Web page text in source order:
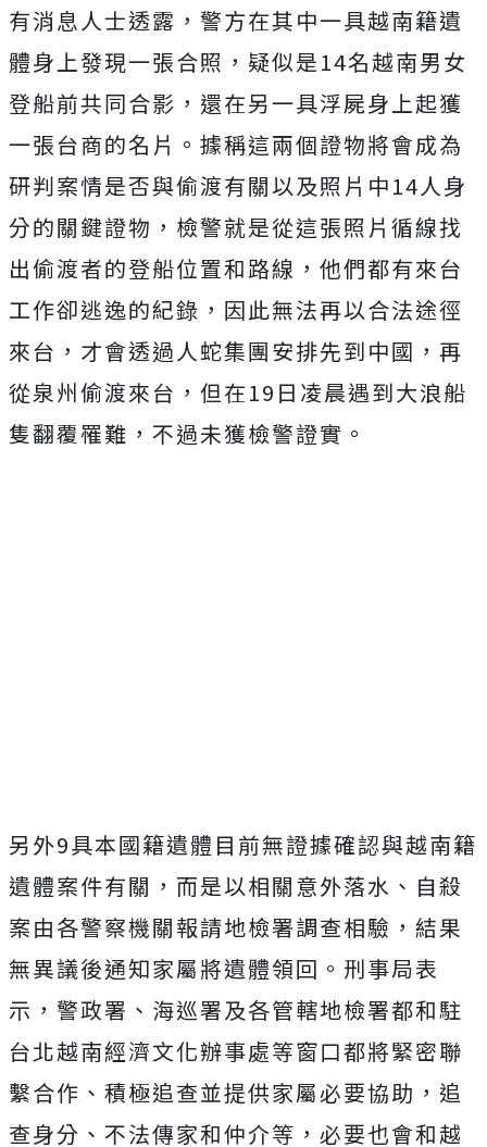
有消息人士透露，警方在其中一具越南籍遺
體身上發現一張合照，疑似是14名越南男女
登船前共同合影，還在另一具浮屍身上起獲
一張台商的名片。據稱這兩個證物將會成為
研判案情是否與偷渡有關以及照片中14人身
分的關鍵證物，檢警就是從這張照片循線找
出偷渡者的登船位置和路線，他們都有來台
工作卻逃逸的紀錄，因此無法再以合法途徑
來台，才會透過人蛇集團安排先到中國，再
從泉州偷渡來台，但在19日凌晨遇到大浪船
隻翻覆罹難，不過未獲檢警證實。
另外9具本國籍遺體目前無證據確認與越南籍
遺體案件有關，而是以相關意外落水、自殺
案由各警察機關報請地檢署調查相驗，結果
無異議後通知家屬將遺體領回。刑事局表
示，警政署、海巡署及各管轄地檢署都和駐
台北越南經濟文化辦事處等窗口都將緊密聯
繫合作、積極追查並提供家屬必要協助，追
查身分、不法傳家和仲介等，必要也會和越